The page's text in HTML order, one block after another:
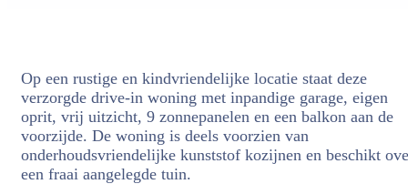
Op een rustige en kindvriendelijke locatie staat deze
verzorgde drive-in woning met inpandige garage, eigen
oprit, vrij uitzicht, 9 zonnepanelen en een balkon aan de
voorzijde. De woning is deels voorzien van
onderhoudsvriendelijke kunststof kozijnen en beschikt
een fraai aangelegde tuin.